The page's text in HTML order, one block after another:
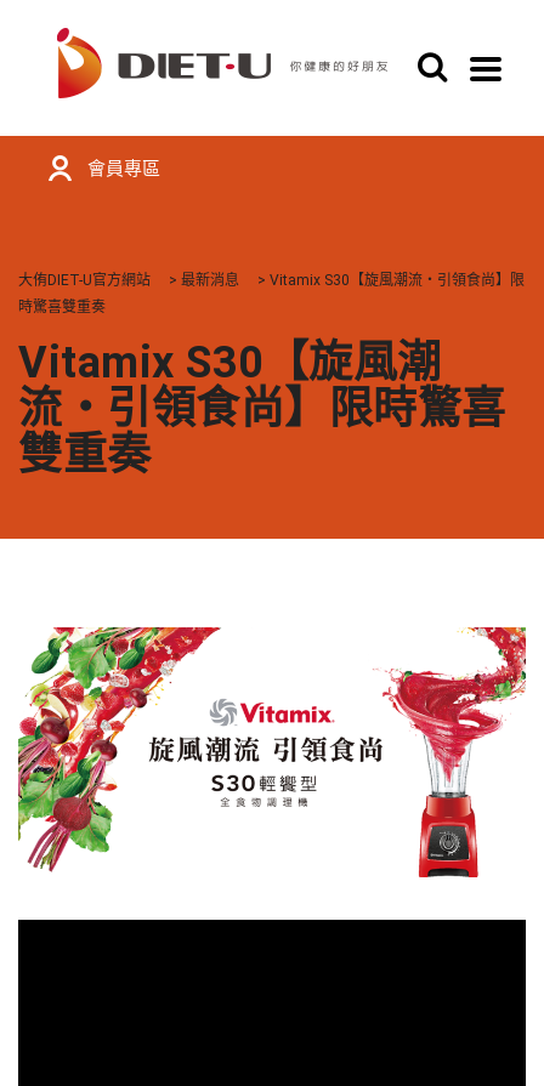
會員專區
大侑DIET-U官方網站 > 最新消息 > Vitamix S30【旋風潮流・引領食尚】限
時驚喜雙重奏
Vitamix S30【旋風潮
流・引領食尚】限時驚喜
雙重奏